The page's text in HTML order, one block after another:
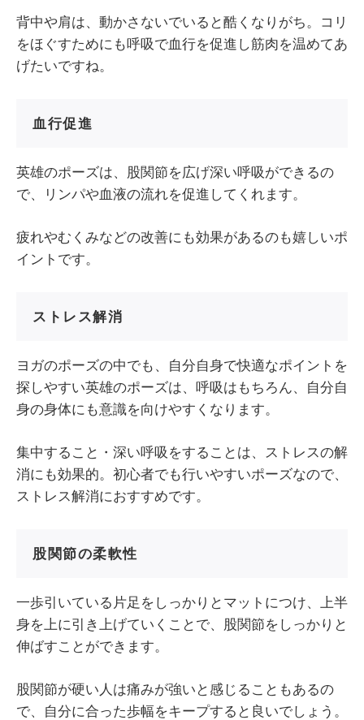
背中や肩は、動かさないでいると酷くなりがち。コリ
をほぐすためにも呼吸で血行を促進し筋肉を温めてあ
げたいですね。
血行促進
英雄のポーズは、股関節を広げ深い呼吸ができるの
で、リンパや血液の流れを促進してくれます。
疲れやむくみなどの改善にも効果があるのも嬉しいポ
イントです。
ストレス解消
ヨガのポーズの中でも、自分自身で快適なポイントを
探しやすい英雄のポーズは、呼吸はもちろん、自分自
身の身体にも意識を向けやすくなります。
集中すること・深い呼吸をすることは、ストレスの解
消にも効果的。初心者でも行いやすいポーズなので、
ストレス解消におすすめです。
股関節の柔軟性
一歩引いている片足をしっかりとマットにつけ、上半
身を上に引き上げていくことで、股関節をしっかりと
伸ばすことができます。
股関節が硬い人は痛みが強いと感じることもあるの
で、自分に合った歩幅をキープすると良いでしょう。